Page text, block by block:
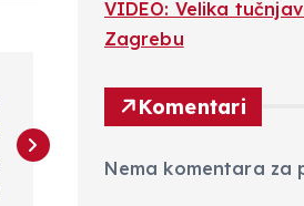
VIDEO: Velika
Zagrebu
Komentari
Nema komentara za